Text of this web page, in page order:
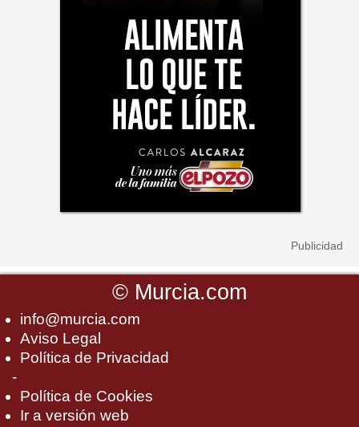
© Murcia.com
info@murcia.com
Aviso Legal
Política de Privacidad
-
Política de Cookies
Ir a versión web